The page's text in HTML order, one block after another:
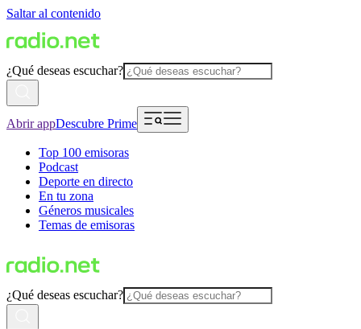
Saltar al contenido
¿Qué deseas escuchar?
Abrir appDescubre Prime
Top 100 emisoras
Podcast
Deporte en directo
En tu zona
Géneros musicales
Temas de emisoras
¿Qué deseas escuchar?